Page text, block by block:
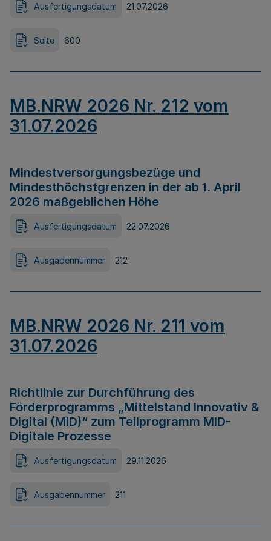
Ausfertigungsdatum 21.07.2026
Seite 600
MB.NRW 2026 Nr. 212 vom
31.07.2026
Mindestversorgungsbezüge und
Mindesthöchstgrenzen in der ab 1. April
2026 maßgeblichen Höhe
Ausfertigungsdatum 22.07.2026
Ausgabennummer 212
MB.NRW 2026 Nr. 211 vom
31.07.2026
Richtlinie zur Durchführung des
Förderprogramms „Mittelstand Innovativ &
Digital (MID)“ zum Teilprogramm MID-
Digitale Prozesse
Ausfertigungsdatum 29.11.2026
Ausgabennummer 211